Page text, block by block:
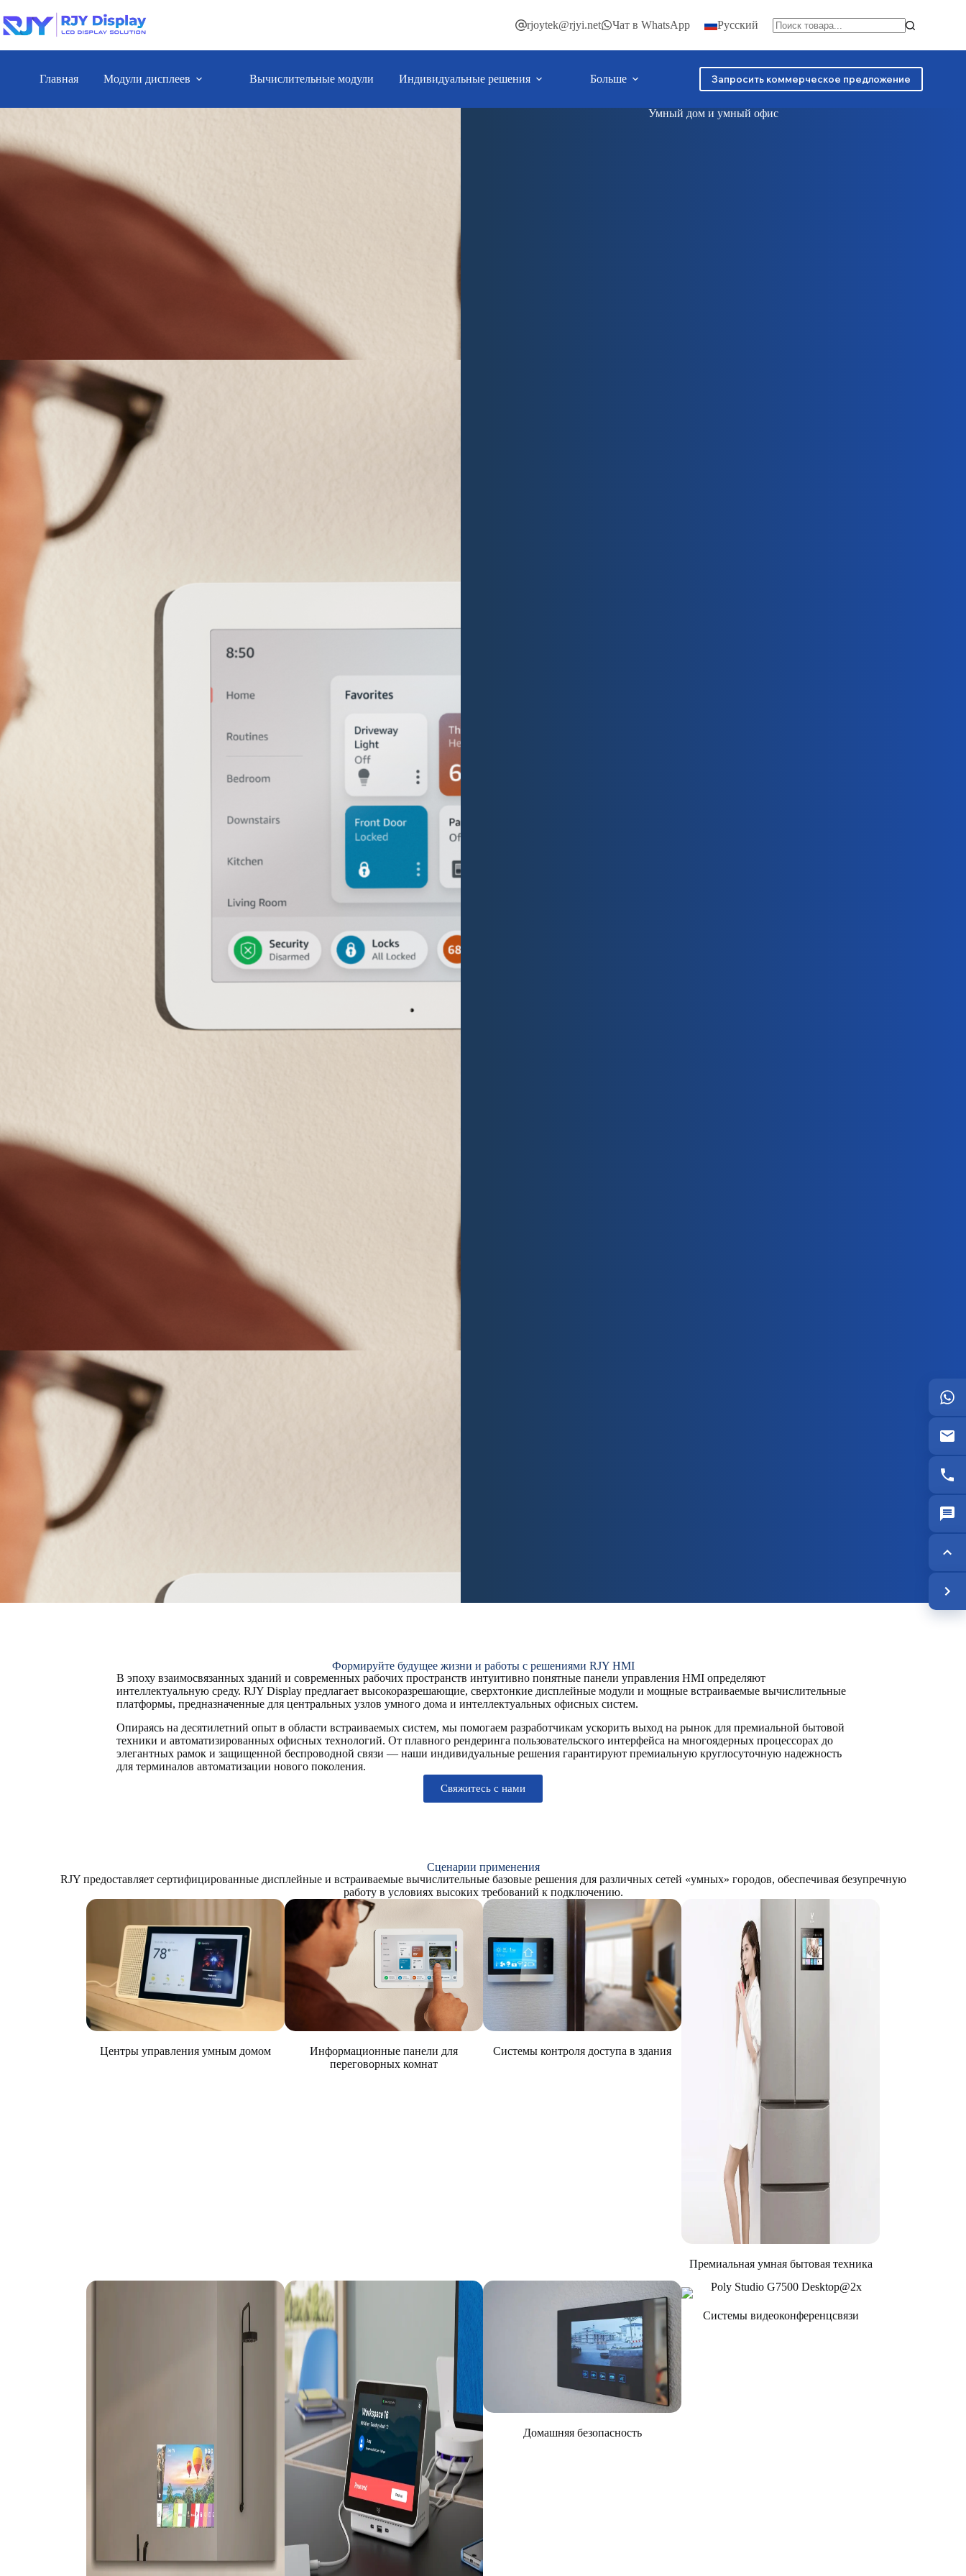
rjoytek@rjyi.net Чат в WhatsApp Русский
Главная Модули дисплеев Вычислительные модули Индивидуальные решения Больше Запросить коммерческое предложение
Умный дом и умный офис
Формируйте будущее жизни и работы с решениями RJY HMI
В эпоху взаимосвязанных зданий и современных рабочих пространств интуитивно понятные панели управления HMI определяют
интеллектуальную среду. RJY Display предлагает высокоразрешающие, сверхтонкие дисплейные модули и мощные встраиваемые вычислительные
платформы, предназначенные для центральных узлов умного дома и интеллектуальных офисных систем.
Опираясь на десятилетний опыт в области встраиваемых систем, мы помогаем разработчикам ускорить выход на рынок для премиальной бытовой
техники и автоматизированных офисных технологий. От плавного рендеринга пользовательского интерфейса на многоядерных процессорах до
элегантных рамок и защищенной беспроводной связи — наши индивидуальные решения гарантируют премиальную круглосуточную надежность
для терминалов автоматизации нового поколения.
Свяжитесь с нами
Сценарии применения
RJY предоставляет сертифицированные дисплейные и встраиваемые вычислительные базовые решения для различных сетей «умных» городов, обеспечивая безупречную
работу в условиях высоких требований к подключению.
Центры управления умным домом
Информационные панели для
переговорных комнат
Системы контроля доступа в здания
Премиальная умная бытовая техника
Домашняя безопасность
Системы видеоконференцсвязи